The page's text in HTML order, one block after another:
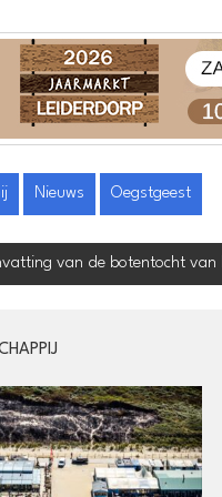
Nieuws Oegstgeest
van de botentocht van